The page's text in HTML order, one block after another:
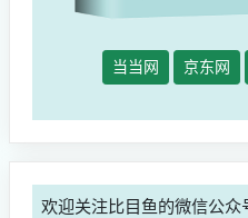
当当网 京东网
欢迎关注比目鱼的微信公众